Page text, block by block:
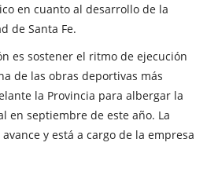
en cuanto al desarrollo de la
de Santa Fe.
es sostener el ritmo de ejecución
de las obras deportivas más
la Provincia para albergar la
en septiembre de este año. La
y está a cargo de la empresa